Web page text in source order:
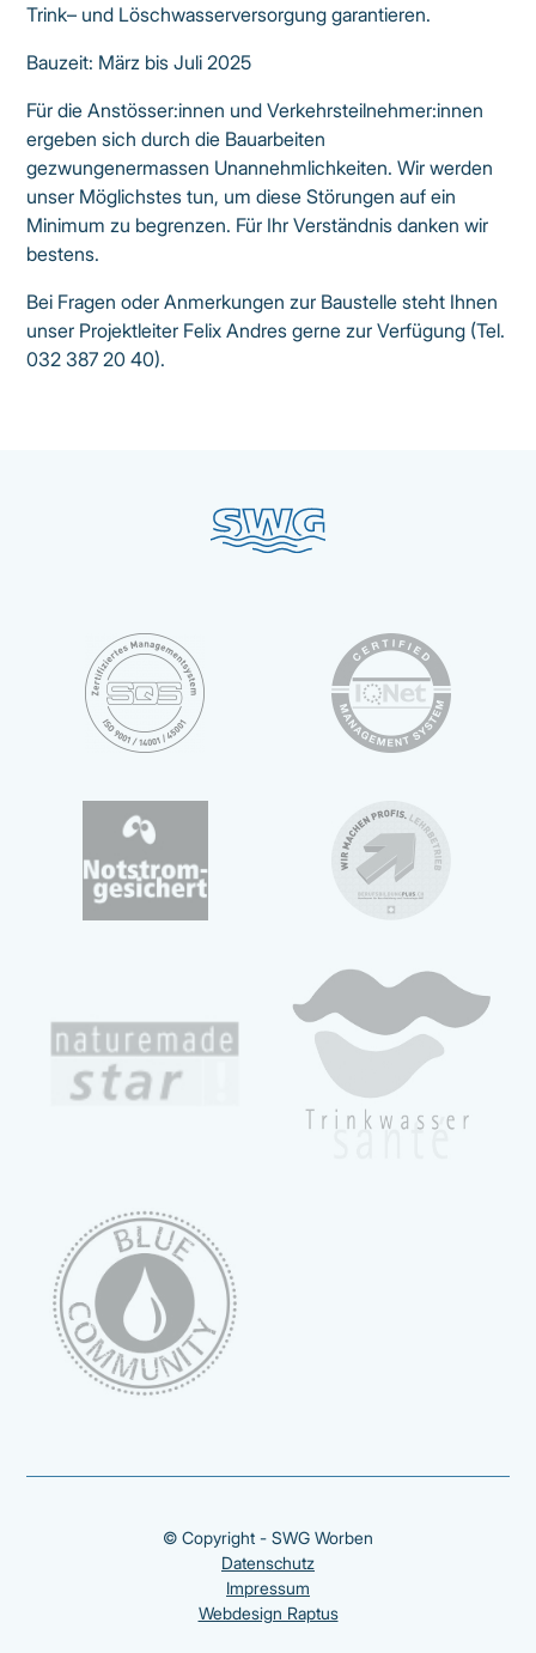
Trink– und Löschwasserversorgung garantieren.
Bauzeit: März bis Juli 2025
Für die Anstösser:innen und Verkehrsteilnehmer:innen
ergeben sich durch die Bauarbeiten
gezwungenermassen Unannehmlichkeiten. Wir werden
unser Möglichstes tun, um diese Störungen auf ein
Minimum zu begrenzen. Für Ihr Verständnis danken wir
bestens.
Bei Fragen oder Anmerkungen zur Baustelle steht Ihnen
unser Projektleiter Felix Andres gerne zur Verfügung (Tel.
032 387 20 40).
© Copyright - SWG Worben
Datenschutz
Impressum
Webdesign Raptus